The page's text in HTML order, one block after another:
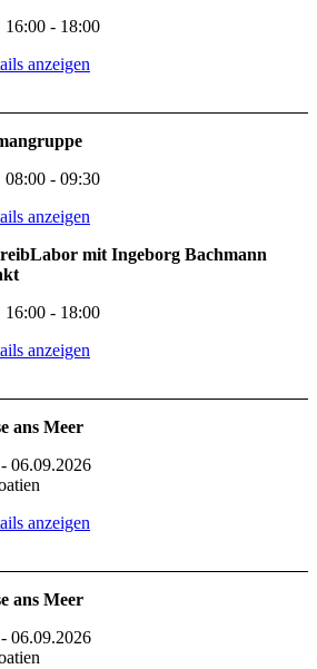
16:00 - 18:00
anzeigen
08:00 - 09:30
anzeigen
mit Ingeborg Bachmann
16:00 - 18:00
anzeigen
ans Meer
- 06.09.2026
anzeigen
ans Meer
- 06.09.2026